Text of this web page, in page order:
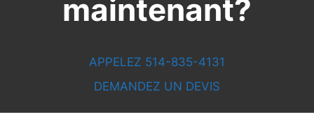
maintenant?
APPELEZ 514-835-4131
DEMANDEZ UN DEVIS